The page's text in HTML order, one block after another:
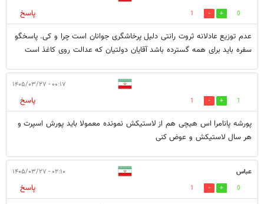
0
1
پاسخ
عدم توزیع عادلانه ثروت رانتی دلیل پرخاشگری جوانان است چرا و کی. پاسخگو
سفره باید برای همه گسترده باشد آقایان دولتیان که عدالت روی کاغذ است
۰۰:۱۷ - ۱۴۰۵/۰۳/۲۷
1
1
پاسخ
پورشه پانامرا اس هیچی هم از لاستیکش نمونده معمولا باید پورش اسپرت و
هر سال لاستیکش و عوض کنی
عباس ۰۲:۱۰ - ۱۴۰۵/۰۳/۲۷
0
1
پاسخ